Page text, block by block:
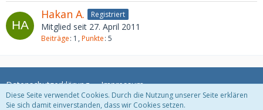
Hakan A. Registriert
Mitglied seit 27. April 2011
Beiträge 1 Punkte 5
Datenschutzerklärung Impressum
Diese Seite verwendet Cookies. Durch die Nutzung unserer Seite erklären
Sie sich damit einverstanden, dass wir Cookies setzen.